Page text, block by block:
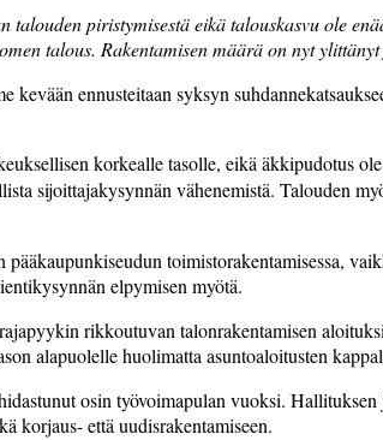
talouden piristymisestä eikä talouskasvu ole
talous. Rakentamisen määrä on nyt
ennusteitaan syksyn
korkealle tasolle, eikä äkkipudotus
sijoittajakysynnän vähenemistä. Talouden
toimistorakentamisessa,
elpymisen myötä.
rikkoutuvan talonrakentamisen
alapuolelle huolimatta asuntoaloitusten
osin työvoimapulan vuoksi.
korjaus- että uudisrakentamiseen.